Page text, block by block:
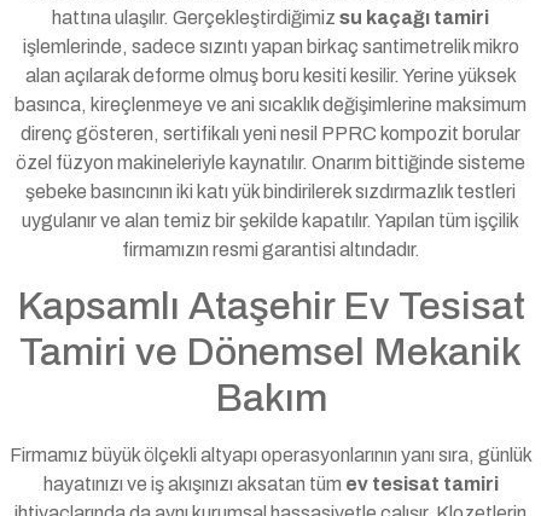
hattına ulaşılır. Gerçekleştirdiğimiz su kaçağı tamiri
işlemlerinde, sadece sızıntı yapan birkaç santimetrelik mikro
alan açılarak deforme olmuş boru kesiti kesilir. Yerine yüksek
basınca, kireçlenmeye ve ani sıcaklık değişimlerine maksimum
direnç gösteren, sertifikalı yeni nesil PPRC kompozit borular
özel füzyon makineleriyle kaynatılır. Onarım bittiğinde sisteme
şebeke basıncının iki katı yük bindirilerek sızdırmazlık testleri
uygulanır ve alan temiz bir şekilde kapatılır. Yapılan tüm işçilik
firmamızın resmi garantisi altındadır.
Kapsamlı Ataşehir Ev Tesisat
Tamiri ve Dönemsel Mekanik
Bakım
Firmamız büyük ölçekli altyapı operasyonlarının yanı sıra, günlük
hayatınızı ve iş akışınızı aksatan tüm ev tesisat tamiri